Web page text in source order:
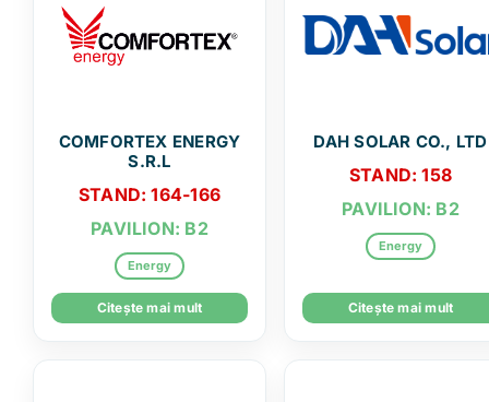
COMFORTEX ENERGY
S.R.L
STAND: 164-166
PAVILION: B2
Energy
Citește mai mult
DAH SOLAR CO., LTD
STAND: 158
PAVILION: B2
Energy
Citește mai mult